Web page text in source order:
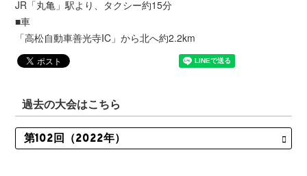
JR「丸亀」駅より、タクシー約15分
■車
「高松自動車善光寺IC」から北へ約2.2km
過去の大会はこちら